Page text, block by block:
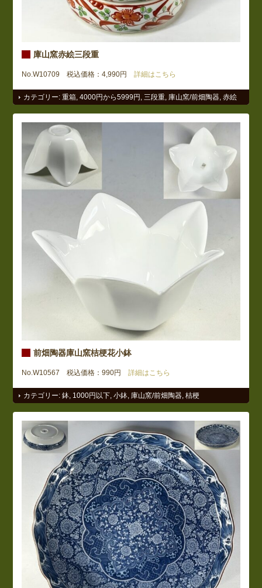
庫山窯赤絵三段重
No.W10709 税込価格：4,990円 詳細はこちら
カテゴリー:重箱 ,4000円から5999円 三段重 庫山窯/前畑陶器 ,赤絵
前畑陶器庫山窯桔梗花小鉢
No.W10567 税込価格：990円 詳細はこちら
カテゴリー:鉢, 1000円以下 ,小鉢, 庫山窯/前畑陶器,桔梗